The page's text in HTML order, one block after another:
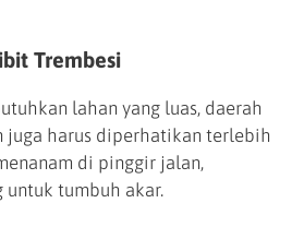
Trembesi
lahan yang luas, daerah
juga harus diperhatikan terlebih
di pinggir jalan,
untuk tumbuh akar.